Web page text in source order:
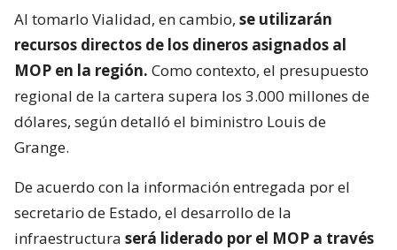
Al tomarlo Vialidad, en cambio, se utilizarán
recursos directos de los dineros asignados al
MOP en la región. Como contexto, el presupuesto
regional de la cartera supera los 3.000 millones de
dólares, según detalló el biministro Louis de
Grange.
De acuerdo con la información entregada por el
secretario de Estado, el desarrollo de la
infraestructura será liderado por el MOP a través